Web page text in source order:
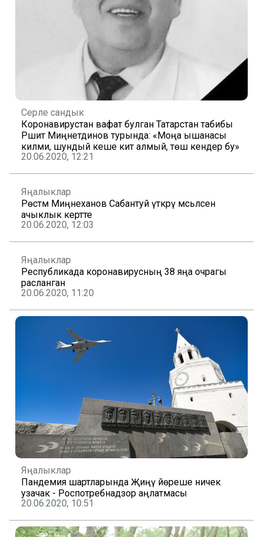
Серле сандык
Коронавирустан вафат булган Татарстан табибы
Рәшит Миңнетдинов турында: «Моңа ышанасы
килми, шундый кеше китә алмый, төш кенәдер бу»
20.06.2020, 12:21
Яңалыклар
Рөстәм Миңнеханов Сабантуй үткәрү мәсьәләсенә
ачыклык кертте
20.06.2020, 12:03
Яңалыклар
Республикада коронавирусның 38 яңа очрагы
расланган
20.06.2020, 11:20
Яңалыклар
Пандемия шартларында Җиңү йөреше ничек
узачак - Роспотребнадзор аңлатмасы
20.06.2020, 10:51